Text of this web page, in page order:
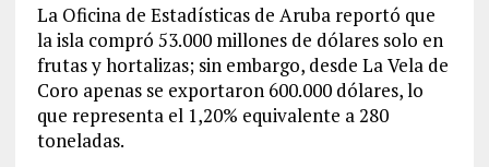
La Oficina de Estadísticas de Aruba reportó que
la isla compró 53.000 millones de dólares solo en
frutas y hortalizas; sin embargo, desde La Vela de
Coro apenas se exportaron 600.000 dólares, lo
que representa el 1,20% equivalente a 280
toneladas.